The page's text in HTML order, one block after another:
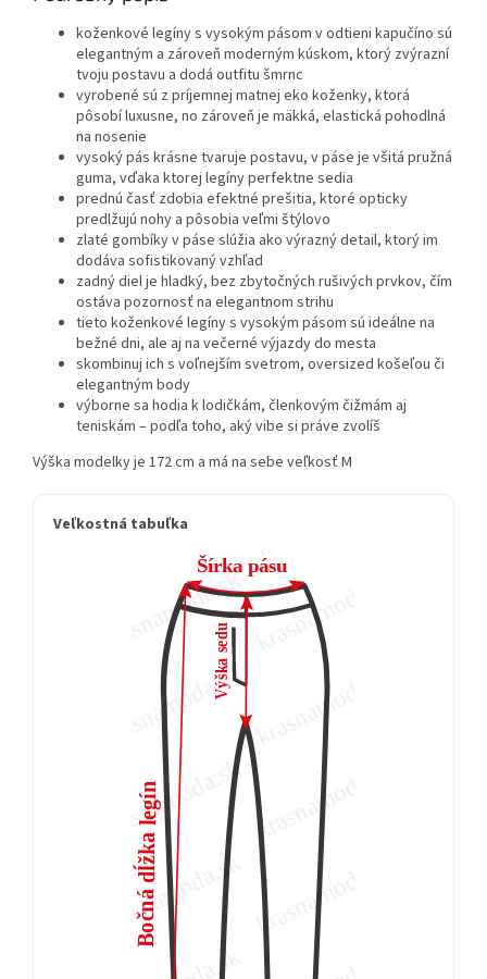
koženkové legíny s vysokým pásom v odtieni kapučíno sú
elegantným a zároveň moderným kúskom, ktorý zvýrazní
tvoju postavu a dodá outfitu šmrnc
vyrobené sú z príjemnej matnej eko koženky, ktorá
pôsobí luxusne, no zároveň je mäkká, elastická pohodlná
na nosenie
vysoký pás krásne tvaruje postavu, v páse je všitá pružná
guma, vďaka ktorej legíny perfektne sedia
prednú časť zdobia efektné prešitia, ktoré opticky
predlžujú nohy a pôsobia veľmi štýlovo
zlaté gombíky v páse slúžia ako výrazný detail, ktorý im
dodáva sofistikovaný vzhľad
zadný diel je hladký, bez zbytočných rušivých prvkov, čím
ostáva pozornosť na elegantnom strihu
tieto koženkové legíny s vysokým pásom sú ideálne na
bežné dni, ale aj na večerné výjazdy do mesta
skombinuj ich s voľnejším svetrom, oversized košeľou či
elegantným body
výborne sa hodia k lodičkám, členkovým čižmám aj
teniskám – podľa toho, aký vibe si práve zvolíš
Výška modelky je 172 cm a má na sebe veľkosť M
Veľkostná tabuľka